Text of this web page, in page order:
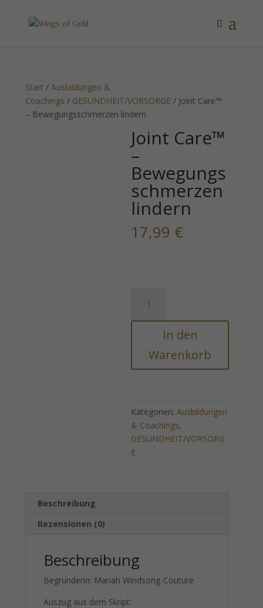
Start /Ausbildungen &
Coachings / GESUNDHEIT/VORSORGE / Joint Care™
– Bewegungsschmerzen lindern
Joint Care™
–
Bewegungs
schmerzen
lindern
17,99 €
Care™
-
Bewegungsschmerzen
lindern
Menge
In den
Warenkorb
Kategorien:Ausbildungen
& Coachings,
GESUNDHEIT/VORSORG
E
Beschreibung
Rezensionen (0)
Beschreibung
Begründerin: Mariah Windsong-Couture
Auszug aus dem Skript: